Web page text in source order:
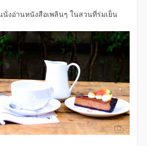
งอ่านหนังสือเพลินๆ ในสวนที่ร่มเย็น